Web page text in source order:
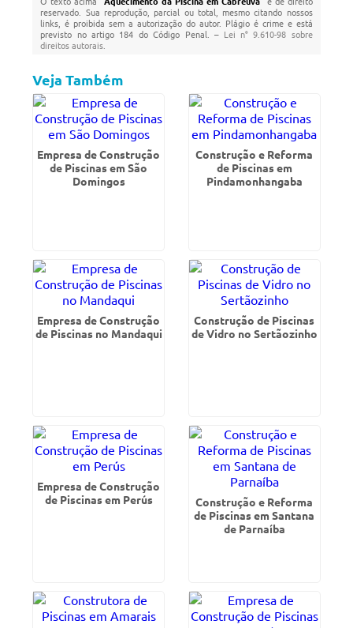
reservado. Sua reprodução, parcial ou total, mesmo citando nossos
links, é proibida sem a autorização do autor. Plágio é crime e está
previsto no artigo 184 do Código Penal. – Lei n° 9.610-98 sobre
direitos autorais
Veja Também
Empresa de Construção
de Piscinas em São
Domingos
Construção e Reforma
de Piscinas em
Pindamonhangaba
Empresa de Construção
de Piscinas no Mandaqui
Construção de Piscinas
de Vidro no Sertãozinho
Empresa de Construção
de Piscinas em Perús
Construção e Reforma
de Piscinas em Santana
de Parnaíba